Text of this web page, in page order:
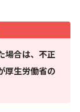
場合は、不正
厚生労働省の